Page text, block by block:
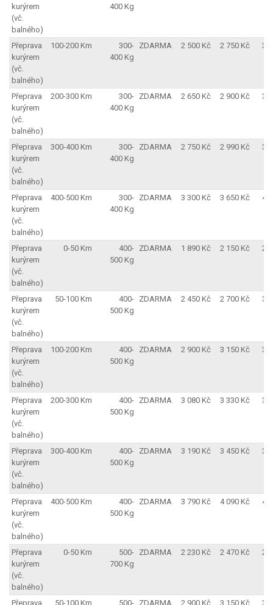
kurýrem
(vč.
balného)
400 Kg
Přeprava
kurýrem
(vč.
balného)
100-200 Km
300-
400 Kg
ZDARMA 2 500 Kč 2 750 Kč 3
Přeprava
kurýrem
(vč.
balného)
200-300 Km
300-
400 Kg
ZDARMA 2 650 Kč 2 900 Kč 3
Přeprava
kurýrem
(vč.
balného)
300-400 Km
300-
400 Kg
ZDARMA 2 750 Kč 2 990 Kč 3
Přeprava
kurýrem
(vč.
balného)
400-500 Km
300-
400 Kg
ZDARMA 3 300 Kč 3 650 Kč 4
Přeprava
kurýrem
(vč.
balného)
0-50 Km
400-
500 Kg
ZDARMA 1 890 Kč 2 150 Kč 2
Přeprava
kurýrem
(vč.
balného)
50-100 Km
400-
500 Kg
ZDARMA 2 450 Kč 2 700 Kč 3
Přeprava
kurýrem
(vč.
balného)
100-200 Km
400-
500 Kg
ZDARMA 2 900 Kč 3 150 Kč 3
Přeprava
kurýrem
(vč.
balného)
200-300 Km
400-
500 Kg
ZDARMA 3 080 Kč 3 330 Kč 3
Přeprava
kurýrem
(vč.
balného)
300-400 Km
400-
500 Kg
ZDARMA 3 190 Kč 3 450 Kč 3
Přeprava
kurýrem
(vč.
balného)
400-500 Km
400-
500 Kg
ZDARMA 3 790 Kč 4 090 Kč 4
Přeprava
kurýrem
(vč.
balného)
0-50 Km
500-
700 Kg
ZDARMA 2 230 Kč 2 470 Kč 2
Přeprava 50-100 Km 500- ZDARMA 2 900 Kč 3 150 Kč 3